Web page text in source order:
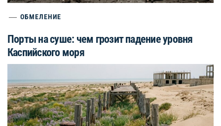
ОБМЕЛЕНИЕ
Порты на суше: чем грозит падение уровня
Каспийского моря